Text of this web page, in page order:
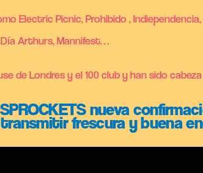
Electric Picnic, Prohibido ,
Arthurs, Mannifest…
de Londres y el 100 club y han sido
nueva
frescura y buena